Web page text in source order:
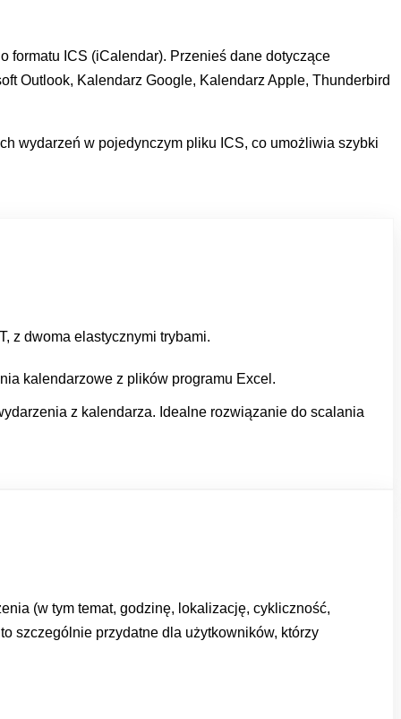
ICS (iCalendar). Przenieś dane dotyczące
Outlook, Kalendarz Google, Kalendarz Apple, Thunderbird
wydarzeń w pojedynczym pliku ICS, co umożliwia szybki
z dwoma elastycznymi trybami.
kalendarzowe z plików programu Excel.
z kalendarza. Idealne rozwiązanie do scalania
(w tym temat, godzinę, lokalizację, cykliczność,
szczególnie przydatne dla użytkowników, którzy